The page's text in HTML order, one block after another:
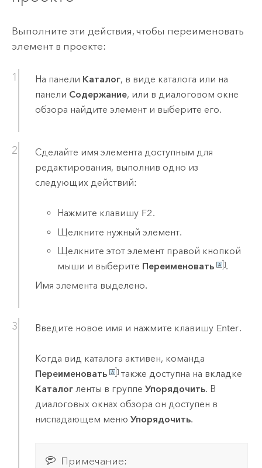
Выполните эти действия, чтобы переименовать
элемент в проекте:
На панели Каталог, в виде каталога или на
панели Содержание, или в диалоговом окне
обзора найдите элемент и выберите его.
Сделайте имя элемента доступным для
редактирования, выполнив одно из
следующих действий:
Нажмите клавишу F2.
Щелкните нужный элемент.
Щелкните этот элемент правой кнопкой
мыши и выберите Переименовать
.
Имя элемента выделено.
Введите новое имя и нажмите клавишу Enter.
Когда вид каталога активен, команда
Переименовать
также доступна на вкладке
Каталогленты в группе Упорядочить. В
диалоговых окнах обзора он доступен в
ниспадающем меню Упорядочить.
Примечание: